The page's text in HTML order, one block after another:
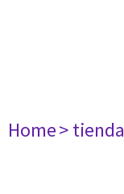
Home> tienda